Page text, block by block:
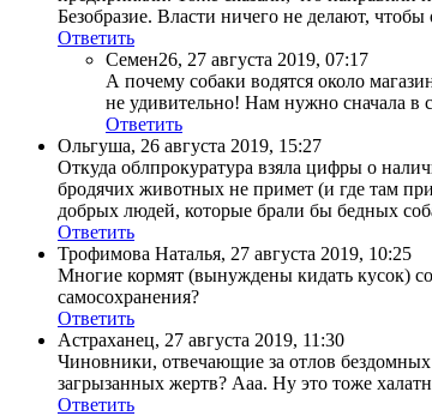
Безобразие. Власти ничего не делают,
Ответить
Семен26, 27 августа 2019, 07:17
А почему собаки водятся около
не удивительно! Нам нужно сначала в
Ответить
Ольгуша, 26 августа 2019, 15:27
Откуда облпрокуратура взяла цифры о
бродячих животных не примет (и где там
добрых людей, которые брали бы бедных
Ответить
Трофимова Наталья, 27 августа 2019, 10:25
Многие кормят (вынуждены кидать кусок)
самосохранения?
Ответить
Астраханец, 27 августа 2019, 11:30
Чиновники, отвечающие за отлов
загрызанных жертв? Ааа. Ну это тоже
Ответить